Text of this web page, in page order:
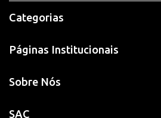
Categorias
Páginas Institucionais
Sobre Nós
SAC